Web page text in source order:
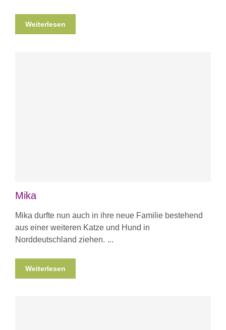
Weiterlesen
Mika
Mika durfte nun auch in ihre neue Familie bestehend
aus einer weiteren Katze und Hund in
Norddeutschland ziehen.
Weiterlesen